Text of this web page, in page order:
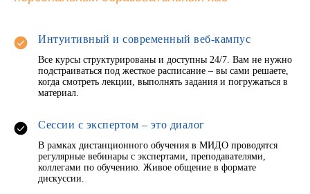
Интуитивный и современный веб-кампус
Все курсы структурированы и доступны 24/7. Вам не нужно
подстраиваться под жесткое расписание – вы сами решаете,
когда смотреть лекции, выполнять задания и погружаться в
материал.
Сессии с экспертом – это диалог
В рамках дистанционного обучения в МИДО проводятся
регулярные вебинары с экспертами, преподавателями,
коллегами по обучению. Живое общение в формате
дискуссии.